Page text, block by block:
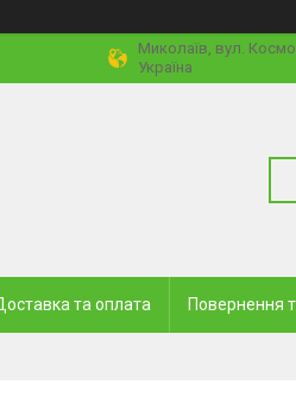
Миколаїв, вул.
Україна
та оплата Повернення